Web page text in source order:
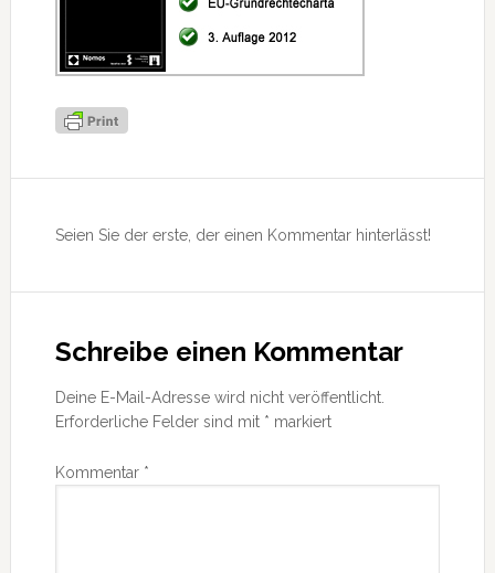
Interaktionen
Seien Sie der erste, der einen Kommentar hinterlässt!
Schreibe einen Kommentar
Deine E-Mail-Adresse wird nicht veröffentlicht.
Erforderliche Felder sind mit * markiert
Kommentar *